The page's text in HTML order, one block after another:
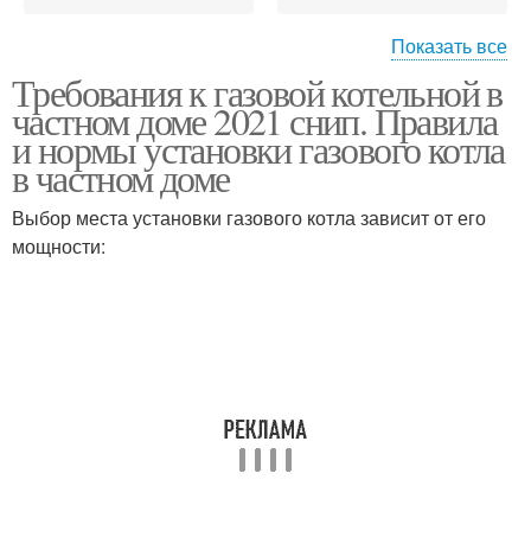
Расстояние от газовой
трубы
Дом для газового котла
Котельная для газового
Требования к
Показать все
Требования к газовой котельной в
частном доме 2021 снип. Правила
и нормы установки газового котла
в частном доме
Выбор места установки газового котла зависит от его
мощности: